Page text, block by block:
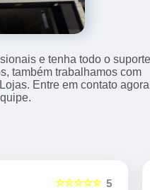
e tenha todo o
também trabalhamos com
Entre em contato